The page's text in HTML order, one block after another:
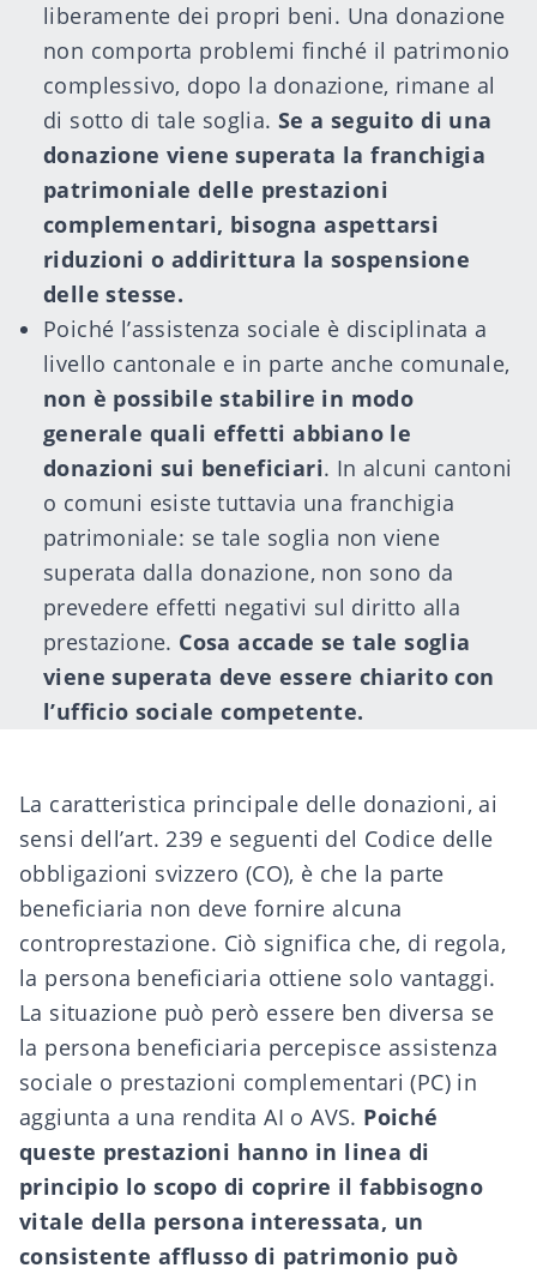
liberamente dei propri beni. Una donazione
non comporta problemi finché il patrimonio
complessivo, dopo la donazione, rimane al
di sotto di tale soglia. Se a seguito di una
donazione viene superata la franchigia
patrimoniale delle prestazioni
complementari, bisogna aspettarsi
riduzioni o addirittura la sospensione
delle stesse.
Poiché l’assistenza sociale è disciplinata a
livello cantonale e in parte anche comunale,
non è possibile stabilire in modo
generale quali effetti abbiano le
donazioni sui beneficiari. In alcuni cantoni
o comuni esiste tuttavia una franchigia
patrimoniale: se tale soglia non viene
superata dalla donazione, non sono da
prevedere effetti negativi sul diritto alla
prestazione. Cosa accade se tale soglia
viene superata deve essere chiarito con
l’ufficio sociale competente.
La caratteristica principale delle donazioni, ai
sensi dell’art. 239 e seguenti del Codice delle
obbligazioni svizzero (CO), è che la parte
beneficiaria non deve fornire alcuna
controprestazione. Ciò significa che, di regola,
la persona beneficiaria ottiene solo vantaggi.
La situazione può però essere ben diversa se
la persona beneficiaria percepisce assistenza
sociale o prestazioni complementari (PC) in
aggiunta a una rendita AI o AVS. Poiché
queste prestazioni hanno in linea di
principio lo scopo di coprire il fabbisogno
vitale della persona interessata, un
consistente afflusso di patrimonio può